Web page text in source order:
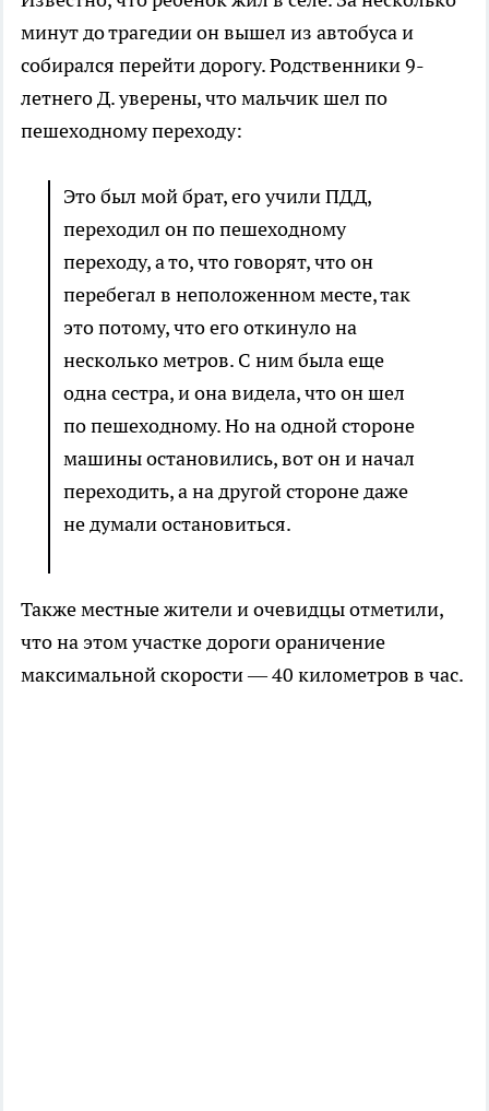
минут до трагедии он вышел из автобуса и
собирался перейти дорогу. Родственники 9-
летнего Д. уверены, что мальчик шел по
пешеходному переходу:
Это был мой брат, его учили ПДД,
переходил он по пешеходному
переходу, а то, что говорят, что он
перебегал в неположенном месте, так
это потому, что его откинуло на
несколько метров. С ним была еще
одна сестра, и она видела, что он шел
по пешеходному. Но на одной стороне
машины остановились, вот он и начал
переходить, а на другой стороне даже
не думали остановиться.
Также местные жители и очевидцы отметили,
что на этом участке дороги ораничение
максимальной скорости — 40 километров в час.